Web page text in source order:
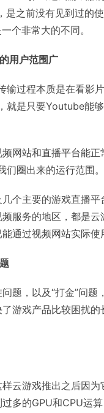
之前没有见到过的
个非常大的不同。
用户范围广
过程本质是在看影
是只要Youtube能
网站和直播平台能
圈出来的运行范围。
个主要的游戏直播
服务的地区，都是
通过视频网站实际使
题，以及“打金”问
游戏产品比较困扰
云游戏推出之后因
多的GPU和CPU运